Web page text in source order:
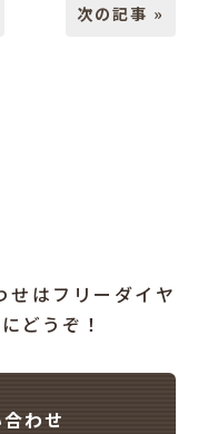
次の記事 »
せはフリーダイヤ
どうぞ！
わせ